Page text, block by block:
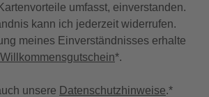
umfasst, einverstanden.
kann ich jederzeit widerrufen.
meines Einverständnisses erhalte
*.
unsere Datenschutzhinweise.